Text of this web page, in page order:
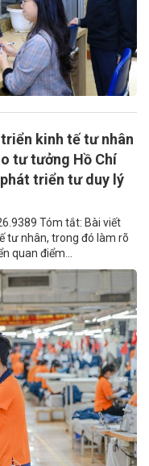
kinh tế tư nhân
tư tưởng Hồ Chí
triển tư duy lý
Tóm tắt: Bài viết
tư nhân, trong đó làm rõ
quan điểm...